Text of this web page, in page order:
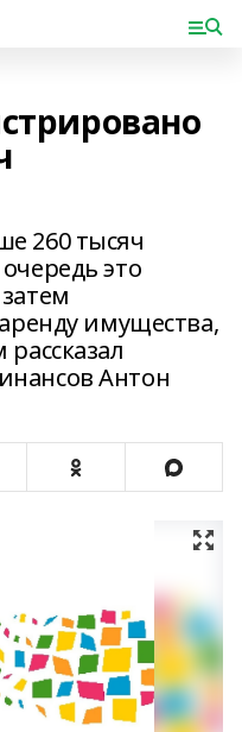
260 тысяч
это
имущества,
Антон